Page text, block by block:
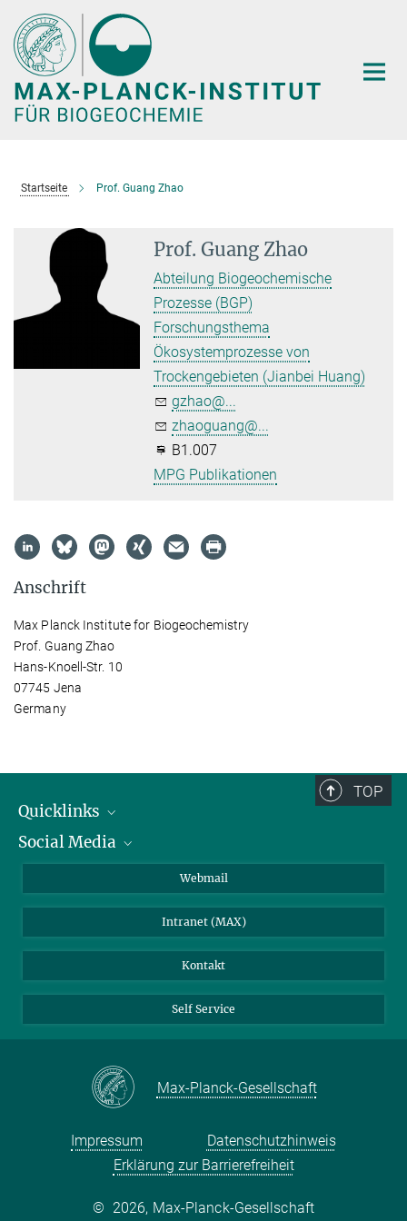
Hauptinhalt
Startseite Prof. Guang Zhao
Prof. Guang Zhao
Abteilung Biogeochemische
Prozesse (BGP)
Forschungsthema
Ökosystemprozesse von
Trockengebieten (Jianbei Huang)
gzhao@...
zhaoguang@...
B1.007
MPG Publikationen
Anschrift
Max Planck Institute for Biogeochemistry
Prof. Guang Zhao
Hans-Knoell-Str. 10
07745 Jena
Germany
TOP
Quicklinks
IMPRS Graduiertenschule
Social Media
Webmail
Intranet (MAX)
Kontakt
Self Service
Max-Planck-Gesellschaft
Impressum
Datenschutzhinweis
Erklärung zur Barrierefreiheit
© 2026, Max-Planck-Gesellschaft